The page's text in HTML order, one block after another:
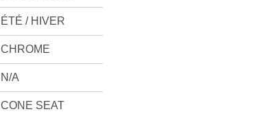
ÉTÉ / HIVER
CHROME
N/A
CONE SEAT